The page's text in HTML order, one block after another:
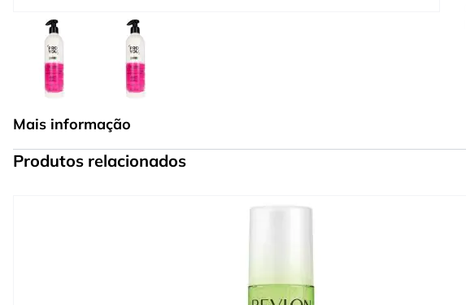
View larger imageView larger image
Mais informação
Produtos relacionados